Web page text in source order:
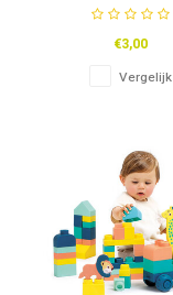
€3,00
Vergelijk